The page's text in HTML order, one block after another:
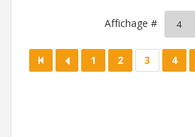
Affichage #
1 2 3 4